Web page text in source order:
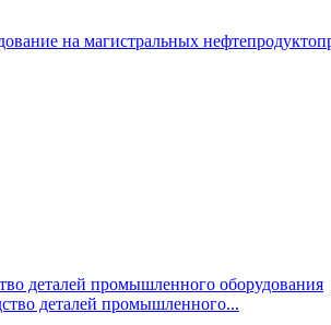
деталей промышленного...